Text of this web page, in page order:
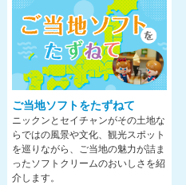
ご当地ソフトをたずねて
ニックンとセイチャンがその土地な
らではの風景や文化、観光スポット
を巡りながら、ご当地の魅力が詰ま
ったソフトクリームのおいしさを紹
介します。